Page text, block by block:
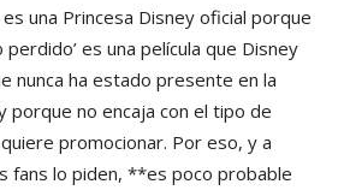
una Princesa Disney oficial porque
es una película que Disney
nunca ha estado presente en la
porque no encaja con el tipo de
promocionar. Por eso, y a
fans lo piden, **es poco probable